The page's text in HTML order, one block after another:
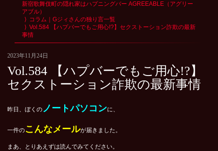
新宿歌舞伎町の隠れ家はハプニングバー AGREEABLE（アグリー
アブル）
コラム｜Gジィさんの独り言一覧
Vol.584 【ハプバーでもご用心!?】セクストーション詐欺の最新
事情
2023年11月24日
Vol.584 【ハプバーでもご用心!?】
セクストーション詐欺の最新事情
昨日、ぼくのノートパソコンに、
一件のこんなメールが届きました。
まあ、とりあえずは読んでみてください。